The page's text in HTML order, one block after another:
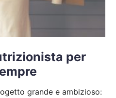
per
grande e ambizioso: